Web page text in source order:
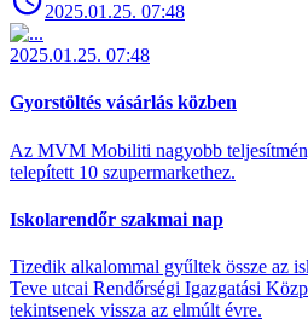
2025.01.25. 07:48
2025.01.25. 07:48
Gyorstöltés vásárlás közben
Az MVM Mobiliti nagyobb
telepített 10 szupermarkethez.
Iskolarendőr szakmai nap
Tizedik alkalommal gyűltek össze az
Teve utcai Rendőrségi Igazgatási
tekintsenek vissza az elmúlt évre.